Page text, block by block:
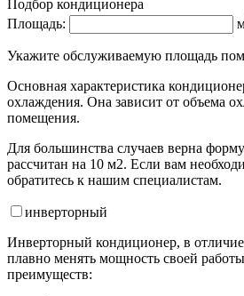
Подбор кондиционера
Площадь:
Укажите обслуживаемую площадь
Основная характеристика
охлаждения. Она зависит от объема
помещения.
Для большинства случаев верна
рассчитан на 10 м2. Если вам
обратитесь к нашим специалистам.
инверторный
Инверторный кондиционер, в
плавно менять мощность своей
преимуществ: